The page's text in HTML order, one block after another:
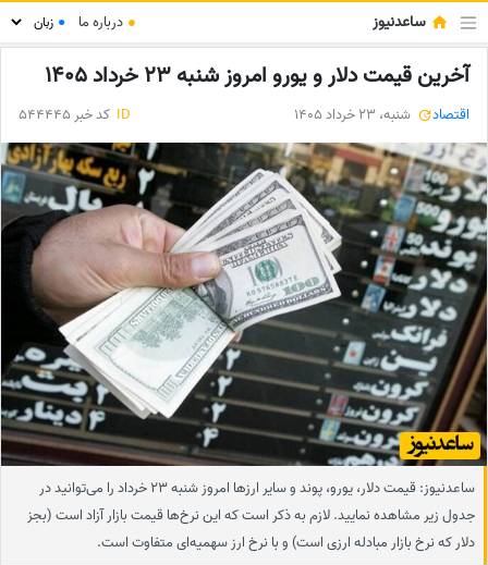
ساعدنیوز ● درباره ما ●
آخرین قیمت دلار و یورو امروز شنبه 23 خرداد 1405
اقتصاد شنبه، 23 خرداد 1405 ID کد خبر 544445
ساعدنیوز: قیمت دلار، یورو، پوند و سایر ارز‌ها امروز شنبه 23 خرداد را می‌توانید در
جدول زیر مشاهده نمایید. لازم به ذکر است که این نرخ‌ها قیمت بازار آزاد است (بجز
دلار که نرخ بازار مبادله ارزی است) و با نرخ ارز سهمیه‌ای متفاوت است.